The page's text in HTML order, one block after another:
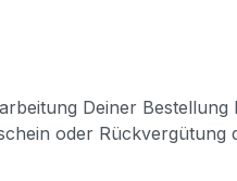
Deiner
oder Rückvergütung